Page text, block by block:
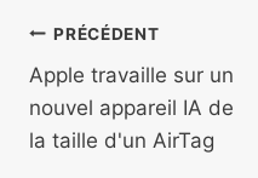
Navigation
de
l’article
PRÉCÉDENT
Apple travaille sur un
nouvel appareil IA de
la taille d'un AirTag